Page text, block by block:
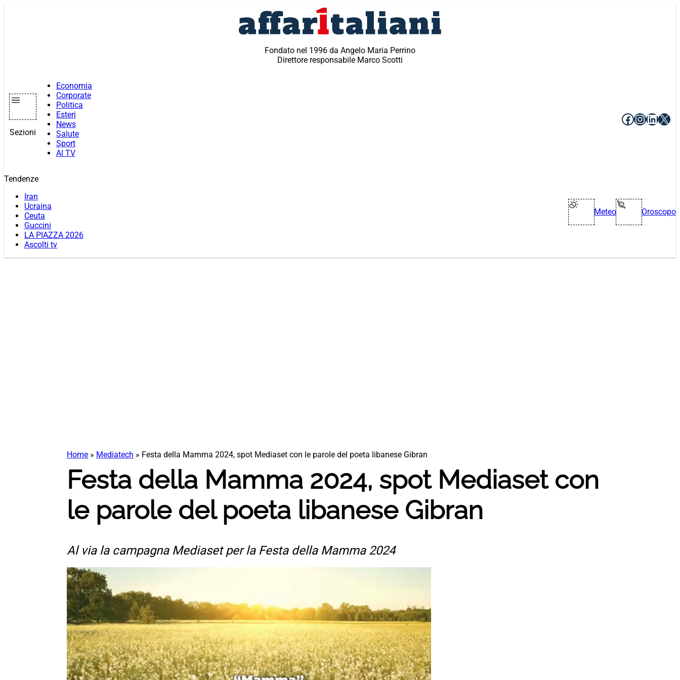
Fondato nel 1996 da Angelo Maria Perrino
Direttore responsabile Marco Scotti
Sezioni
Economia
Corporate
Politica
Esteri
News
Salute
Sport
AI TV
Facebook
X
Tendenze
Iran
Ucraina
Ceuta
Guccini
LA PIAZZA 2026
Ascolti tv
Meteo Oroscopo
Home » Mediatech » Festa della Mamma 2024, spot Mediaset con le parole del poeta libanese Gibran
Festa della Mamma 2024, spot Mediaset con
le parole del poeta libanese Gibran
Al via la campagna Mediaset per la Festa della Mamma 2024